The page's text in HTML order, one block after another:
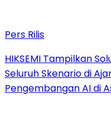
Pers Rilis
HIKSEMI Tampilkan
Seluruh Skenario di
Pengembangan AI di